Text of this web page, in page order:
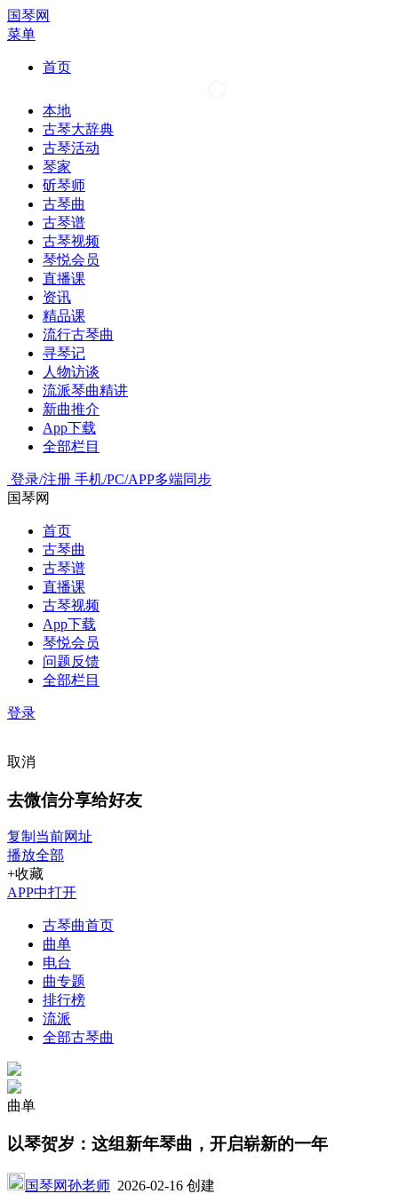
国琴网
菜单
首页
本地
古琴大辞典
古琴活动
琴家
斫琴师
古琴曲
古琴谱
古琴视频
琴悦会员
直播课
资讯
精品课
流行古琴曲
寻琴记
人物访谈
流派琴曲精讲
新曲推介
App下载
全部栏目
登录/注册 手机/PC/APP多端同步
国琴网
首页
古琴曲
古琴谱
直播课
古琴视频
App下载
琴悦会员
问题反馈
全部栏目
登录
取消
去微信分享给好友
复制当前网址
播放全部
+收藏
APP中打开
古琴曲首页
曲单
电台
曲专题
排行榜
流派
全部古琴曲
曲单
以琴贺岁：这组新年琴曲，开启崭新的一年
国琴网孙老师 2026-02-16 创建